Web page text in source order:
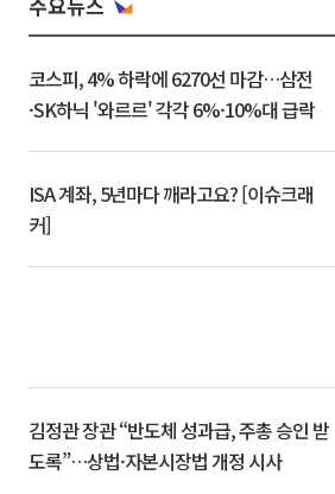
코스피, 4% 하락에 6270선 마감…삼전
·SK하닉 '와르르' 각각 6%·10%대 급락
ISA 계좌, 5년마다 깨라고요? [이슈크래
커]
김정관 장관 “반도체 성과급, 주총 승인 받
도록”…상법·자본시장법 개정 시사